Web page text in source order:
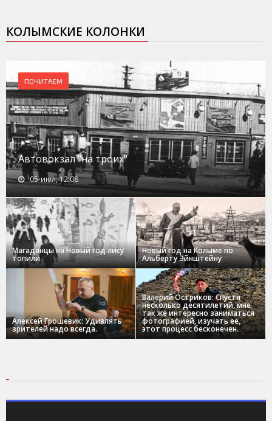
КОЛЫМСКИЕ КОЛОНКИ
ПОЧИТАЕМ
Автовокзал "на троих"
05-июл, 12:08
Магаданцы на Новый год лису
топили
Новый год на Колыме по
Альберту Эйнштейну
Алексей Грошевик: Удивлять
зрителей надо всегда.
Валерий Остриков: Спустя
несколько десятилетий, мне
так же интересно заниматься
фотографией, изучать ее,
этот процесс бесконечен.